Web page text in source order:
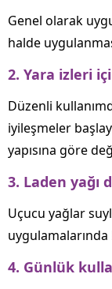
Genel olarak
halde
2. Yara izleri
Düzenli
iyileşmeler
yapısına göre
3. Laden yağı
Uçucu yağlar
uygulamalarında
4. Günlük